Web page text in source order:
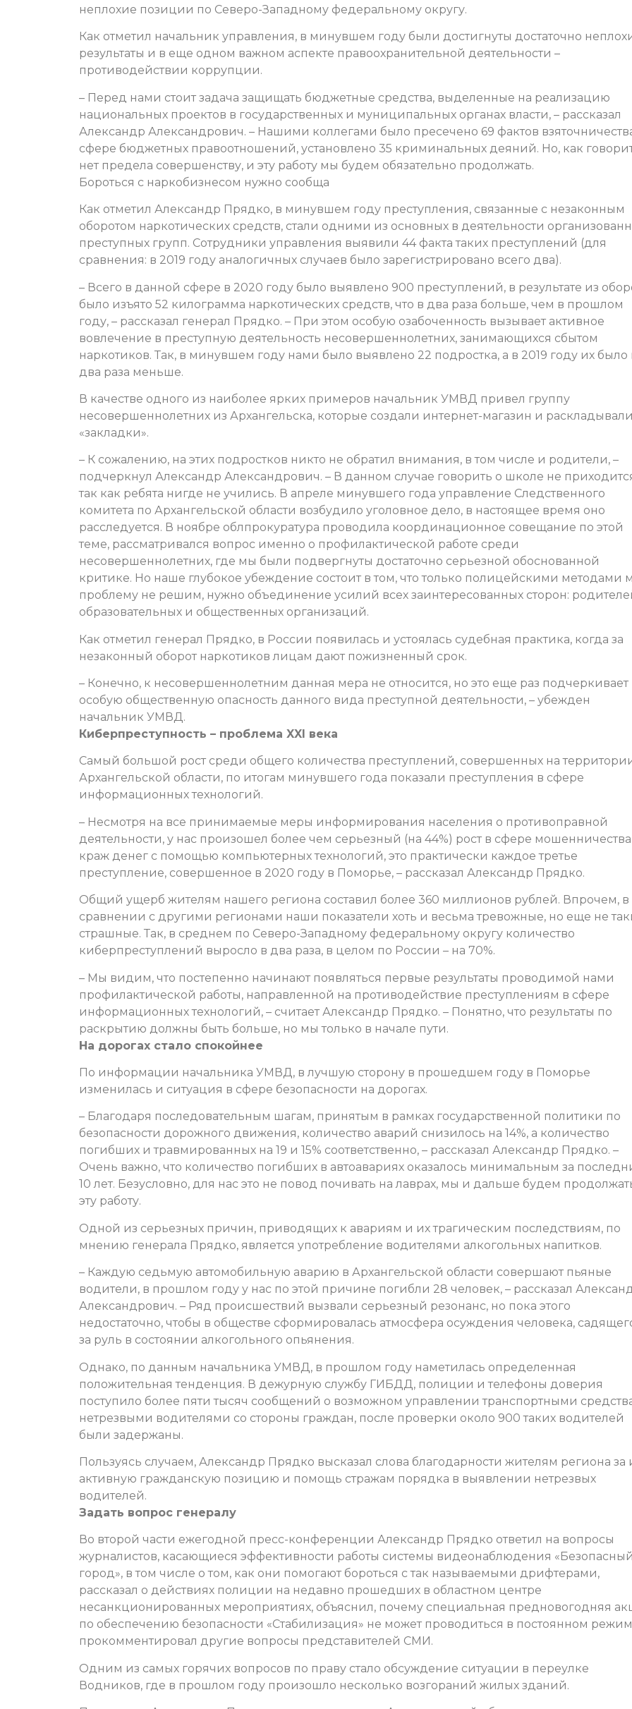
неплохие позиции по Северо-Западному федеральному округу.
Как отметил начальник управления, в минувшем году были достигнуты достаточно
результаты и в еще одном важном аспекте правоохранительной деятельности –
противодействии коррупции.
– Перед нами стоит задача защищать бюджетные средства, выделенные на реализацию
национальных проектов в государственных и муниципальных органах власти, – рассказал
Александр Александрович. – Нашими коллегами было пресечено 69 фактов
сфере бюджетных правоотношений, установлено 35 криминальных деяний. Но, как
нет предела совершенству, и эту работу мы будем обязательно продолжать.
Бороться с наркобизнесом нужно сообща
Как отметил Александр Прядко, в минувшем году преступления, связанные с незаконным
оборотом наркотических средств, стали одними из основных в деятельности
преступных групп. Сотрудники управления выявили 44 факта таких преступлений (для
сравнения: в 2019 году аналогичных случаев было зарегистрировано всего два).
– Всего в данной сфере в 2020 году было выявлено 900 преступлений, в результате из
было изъято 52 килограмма наркотических средств, что в два раза больше, чем в прошлом
году, – рассказал генерал Прядко. – При этом особую озабоченность вызывает активное
вовлечение в преступную деятельность несовершеннолетних, занимающихся сбытом
наркотиков. Так, в минувшем году нами было выявлено 22 подростка, а в 2019 году их было
два раза меньше.
В качестве одного из наиболее ярких примеров начальник УМВД привел группу
несовершеннолетних из Архангельска, которые создали интернет-магазин и раскладывали
«закладки».
– К сожалению, на этих подростков никто не обратил внимания, в том числе и родители, –
подчеркнул Александр Александрович. – В данном случае говорить о школе не
так как ребята нигде не учились. В апреле минувшего года управление Следственного
комитета по Архангельской области возбудило уголовное дело, в настоящее время оно
расследуется. В ноябре облпрокуратура проводила координационное совещание по этой
теме, рассматривался вопрос именно о профилактической работе среди
несовершеннолетних, где мы были подвергнуты достаточно серьезной обоснованной
критике. Но наше глубокое убеждение состоит в том, что только полицейскими методами
проблему не решим, нужно объединение усилий всех заинтересованных сторон:
образовательных и общественных организаций.
Как отметил генерал Прядко, в России появилась и устоялась судебная практика, когда за
незаконный оборот наркотиков лицам дают пожизненный срок.
– Конечно, к несовершеннолетним данная мера не относится, но это еще раз подчеркивает
особую общественную опасность данного вида преступной деятельности, – убежден
начальник УМВД.
Киберпреступность – проблема XXI века
Самый большой рост среди общего количества преступлений, совершенных на
Архангельской области, по итогам минувшего года показали преступления в сфере
информационных технологий.
– Несмотря на все принимаемые меры информирования населения о противоправной
деятельности, у нас произошел более чем серьезный (на 44%) рост в сфере
краж денег с помощью компьютерных технологий, это практически каждое третье
преступление, совершенное в 2020 году в Поморье, – рассказал Александр Прядко.
Общий ущерб жителям нашего региона составил более 360 миллионов рублей. Впрочем, в
сравнении с другими регионами наши показатели хоть и весьма тревожные, но еще не
страшные. Так, в среднем по Северо-Западному федеральному округу количество
киберпреступлений выросло в два раза, в целом по России – на 70%.
– Мы видим, что постепенно начинают появляться первые результаты проводимой нами
профилактической работы, направленной на противодействие преступлениям в сфере
информационных технологий, – считает Александр Прядко. – Понятно, что результаты по
раскрытию должны быть больше, но мы только в начале пути.
На дорогах стало спокойнее
По информации начальника УМВД, в лучшую сторону в прошедшем году в Поморье
изменилась и ситуация в сфере безопасности на дорогах.
– Благодаря последовательным шагам, принятым в рамках государственной политики по
безопасности дорожного движения, количество аварий снизилось на 14%, а количество
погибших и травмированных на 19 и 15% соответственно, – рассказал Александр Прядко. –
Очень важно, что количество погибших в автоавариях оказалось минимальным за
10 лет. Безусловно, для нас это не повод почивать на лаврах, мы и дальше будем
эту работу.
Одной из серьезных причин, приводящих к авариям и их трагическим последствиям, по
мнению генерала Прядко, является употребление водителями алкогольных напитков.
– Каждую седьмую автомобильную аварию в Архангельской области совершают пьяные
водители, в прошлом году у нас по этой причине погибли 28 человек, – рассказал
Александрович. – Ряд происшествий вызвали серьезный резонанс, но пока этого
недостаточно, чтобы в обществе сформировалась атмосфера осуждения человека,
за руль в состоянии алкогольного опьянения.
Однако, по данным начальника УМВД, в прошлом году наметилась определенная
положительная тенденция. В дежурную службу ГИБДД, полиции и телефоны доверия
поступило более пяти тысяч сообщений о возможном управлении транспортными
нетрезвыми водителями со стороны граждан, после проверки около 900 таких водителей
были задержаны.
Пользуясь случаем, Александр Прядко высказал слова благодарности жителям региона за
активную гражданскую позицию и помощь стражам порядка в выявлении нетрезвых
водителей.
Задать вопрос генералу
Во второй части ежегодной пресс-конференции Александр Прядко ответил на вопросы
журналистов, касающиеся эффективности работы системы видеонаблюдения «Безопасный
город», в том числе о том, как они помогают бороться с так называемыми дрифтерами,
рассказал о действиях полиции на недавно прошедших в областном центре
несанкционированных мероприятиях, объяснил, почему специальная предновогодняя
по обеспечению безопасности «Стабилизация» не может проводиться в постоянном
прокомментировал другие вопросы представителей СМИ.
Одним из самых горячих вопросов по праву стало обсуждение ситуации в переулке
Водников, где в прошлом году произошло несколько возгораний жилых зданий.